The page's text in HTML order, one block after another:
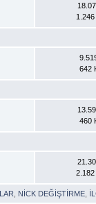
642
460
NİCK DEĞİŞTİRME